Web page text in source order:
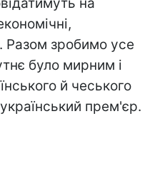
Разом зробимо усе
було мирним і
й чеського
прем'єр.